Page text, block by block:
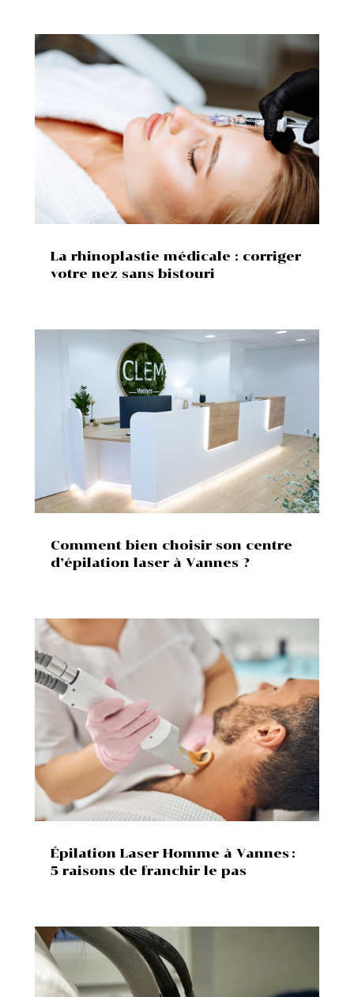
La rhinoplastie médicale : corriger
votre nez sans bistouri
Comment bien choisir son centre
d’épilation laser à Vannes ?
Épilation Laser Homme à Vannes :
5 raisons de franchir le pas